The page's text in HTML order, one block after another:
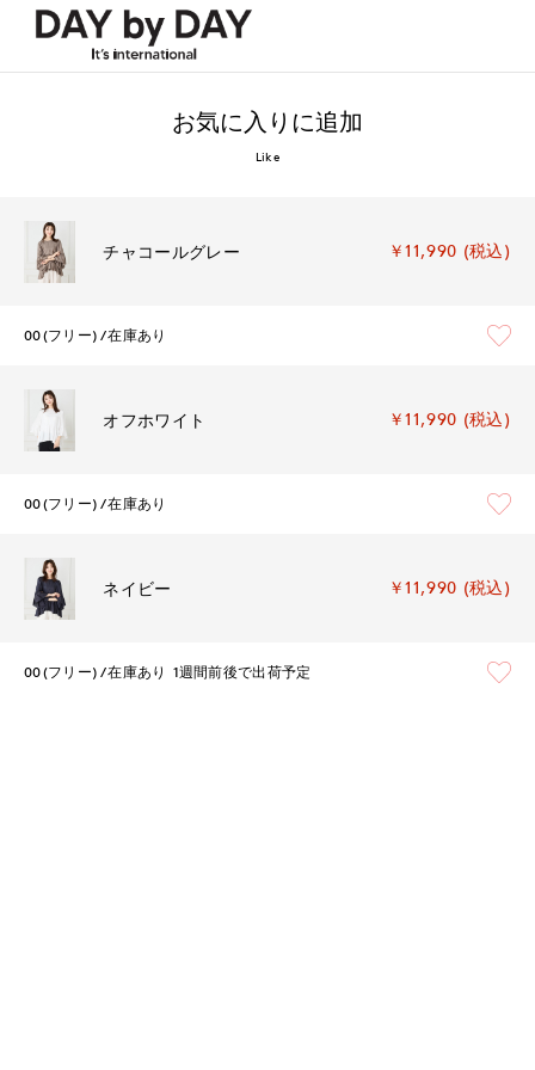
お気に入りに追加
Like
チャコールグレー ￥11,990 (税込)
00(フリー) 在庫あり
オフホワイト ￥11,990 (税込)
00(フリー) 在庫あり
ネイビー ￥11,990 (税込)
00(フリー) 在庫あり 1週間前後で出荷予定